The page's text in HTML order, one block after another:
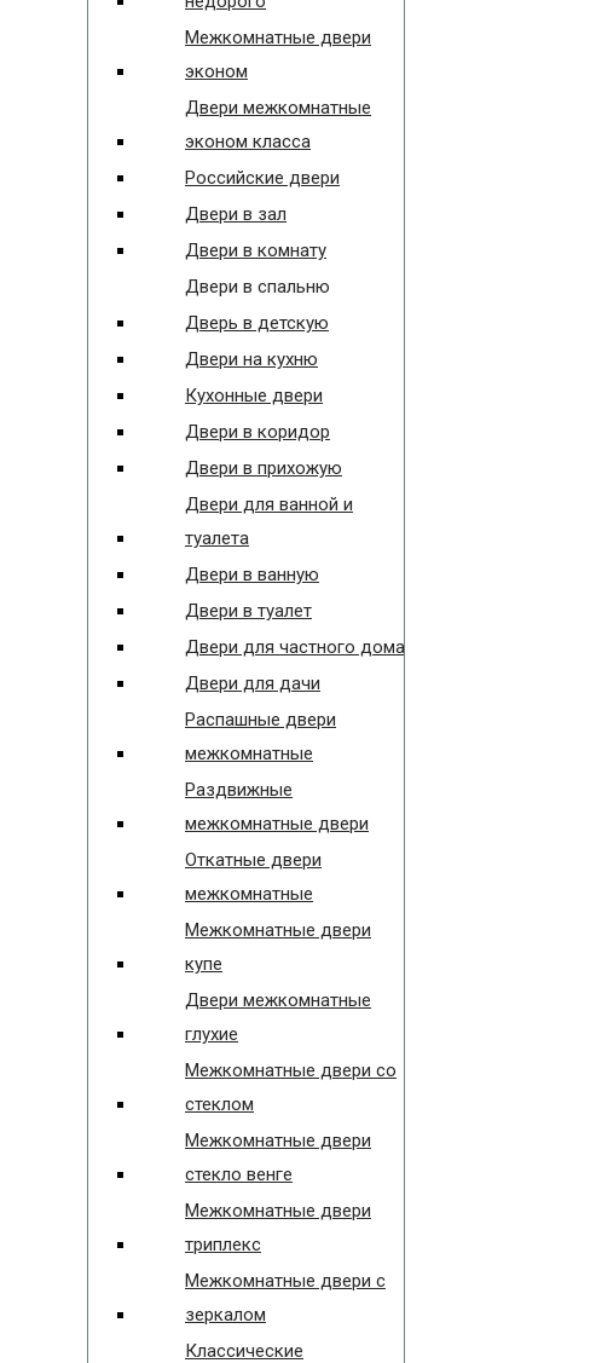
Межкомнатные двери
эконом
Двери межкомнатные
эконом класса
Российские двери
Двери в зал
Двери в комнату
Двери в спальню
Дверь в детскую
Двери на кухню
Кухонные двери
Двери в коридор
Двери в прихожую
Двери для ванной и
туалета
Двери в ванную
Двери в туалет
Двери для частного дома
Двери для дачи
Распашные двери
межкомнатные
Раздвижные
межкомнатные двери
Откатные двери
межкомнатные
Межкомнатные двери
купе
Двери межкомнатные
глухие
Межкомнатные двери со
стеклом
Межкомнатные двери
стекло венге
Межкомнатные двери
триплекс
Межкомнатные двери с
зеркалом
Классические